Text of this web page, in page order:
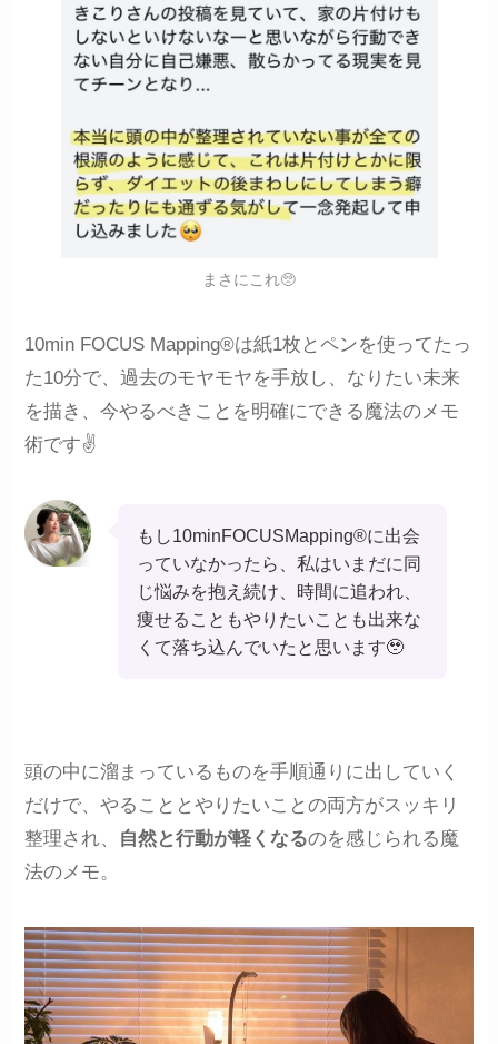
まさにこれ🥺
10min FOCUS Mapping®は紙1枚とペンを使ってたっ
た10分で、過去のモヤモヤを手放し、なりたい未来
を描き、今やるべきことを明確にできる魔法のメモ
術です✌️
もし10minFOCUSMapping®に出会
っていなかったら、私はいまだに同
じ悩みを抱え続け、時間に追われ、
痩せることもやりたいことも出来な
くて落ち込んでいたと思います🥹
頭の中に溜まっているものを手順通りに出していく
だけで、やることとやりたいことの両方がスッキリ
整理され、 自然と行動が軽くなるのを感じられる魔
法のメモ。